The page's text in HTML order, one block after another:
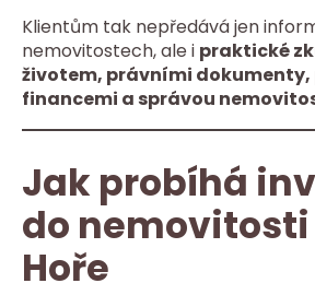
Klientům tak nepředává jen
nemovitostech, ale i praktické
životem, právními dokumenty,
financemi a správou
Jak probíhá
do nemovitosti
Hoře